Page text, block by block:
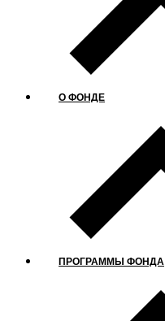
О ФОНДЕ
ПРОГРАММЫ ФОНДА